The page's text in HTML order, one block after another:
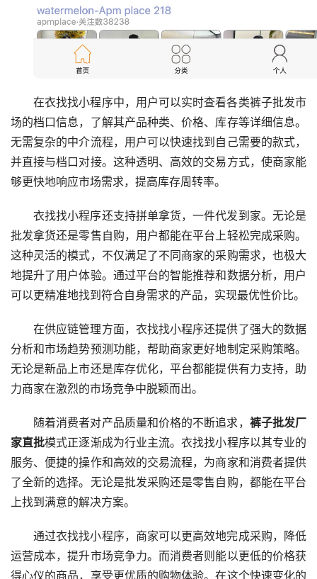
在衣找找小程序中，用户可以实时查看各类裤子批发市
场的档口信息，了解其产品种类、价格、库存等详细信息。
无需复杂的中介流程，用户可以快速找到自己需要的款式，
并直接与档口对接。这种透明、高效的交易方式，使商家能
够更快地响应市场需求，提高库存周转率。
衣找找小程序还支持拼单拿货，一件代发到家。无论是
批发拿货还是零售自购，用户都能在平台上轻松完成采购。
这种灵活的模式，不仅满足了不同商家的采购需求，也极大
地提升了用户体验。通过平台的智能推荐和数据分析，用户
可以更精准地找到符合自身需求的产品，实现最优性价比。
在供应链管理方面，衣找找小程序还提供了强大的数据
分析和市场趋势预测功能，帮助商家更好地制定采购策略。
无论是新品上市还是库存优化，平台都能提供有力支持，助
力商家在激烈的市场竞争中脱颖而出。
随着消费者对产品质量和价格的不断追求， 裤子批发厂
家直批模式正逐渐成为行业主流。衣找找小程序以其专业的
服务、便捷的操作和高效的交易流程，为商家和消费者提供
了全新的选择。无论是批发采购还是零售自购，都能在平台
上找到满意的解决方案。
通过衣找找小程序，商家可以更高效地完成采购，降低
运营成本，提升市场竞争力。而消费者则能以更低的价格获
得心仪的商品，享受更优质的购物体验。在这个快速变化的